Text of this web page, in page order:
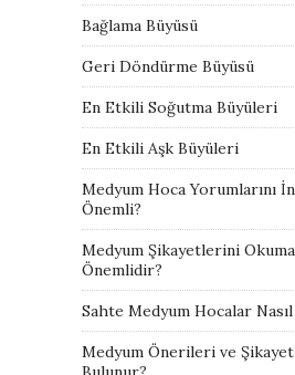
Bağlama Büyüsü
Geri Döndürme Büyüsü
En Etkili Soğutma Büyüleri
En Etkili Aşk Büyüleri
Medyum Hoca Yorumlarını
Önemli?
Medyum Şikayetlerini
Önemlidir?
Sahte Medyum Hocalar Nasıl
Medyum Önerileri ve